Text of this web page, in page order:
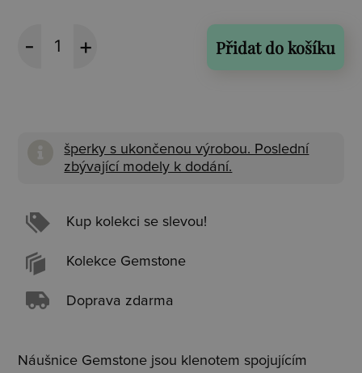
Přidat do košíku
šperky s ukončenou výrobou. Poslední
zbývající modely k dodání.
Kup kolekci se slevou!
Kolekce Gemstone
Doprava zdarma
Náušnice Gemstone jsou klenotem spojujícím